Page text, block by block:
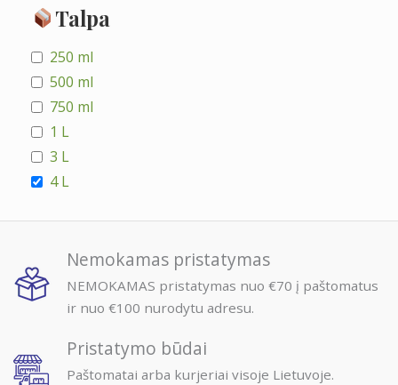
Talpa
250 ml
500 ml
750 ml
1 L
3 L
4 L
Nemokamas pristatymas
NEMOKAMAS pristatymas nuo €70 į paštomatus
ir nuo €100 nurodytu adresu.
Pristatymo būdai
Paštomatai arba kurjeriai visoje Lietuvoje.